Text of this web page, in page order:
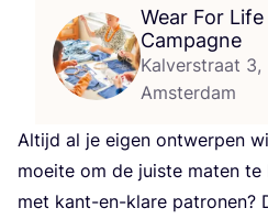
Wear For Life
Campagne
Kalverstraat 3,
Amsterdam
Altijd al je eigen ont­wer­pen
moei­te om de juis­te maten
met kant-en-kla­re patro­nen?